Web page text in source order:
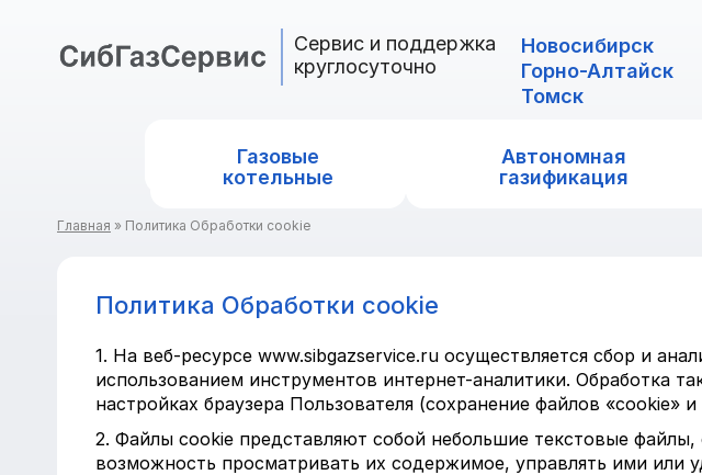
Cервис и поддержка
круглосуточно
Новосибирск
Горно-Алтайск
Томск
Газовые
котельные
Автономная
газификация
Главная » Политика Обработки cookie
Политика Обработки cookie
1. На веб-ресурсе www.sibgazservice.ru осуществляется сбор и
использованием инструментов интернет-аналитики. Обработка
настройках браузера Пользователя (сохранение файлов «cookie»
2. Файлы cookie представляют собой небольшие текстовые
возможность просматривать их содержимое, управлять ими или